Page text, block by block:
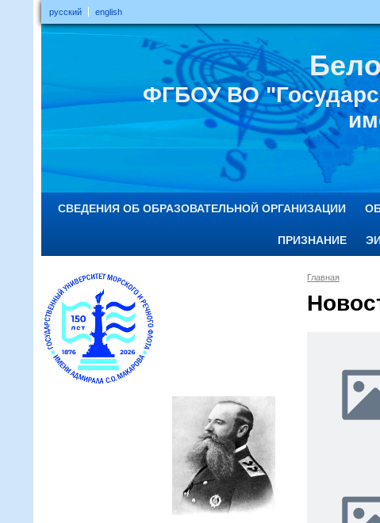
русский english
ФГБОУ ВО
СВЕДЕНИЯ ОБ ОБРАЗОВАТЕЛЬНОЙ ОРГАНИЗАЦИИ
ПРИЗНАНИЕ
Главная